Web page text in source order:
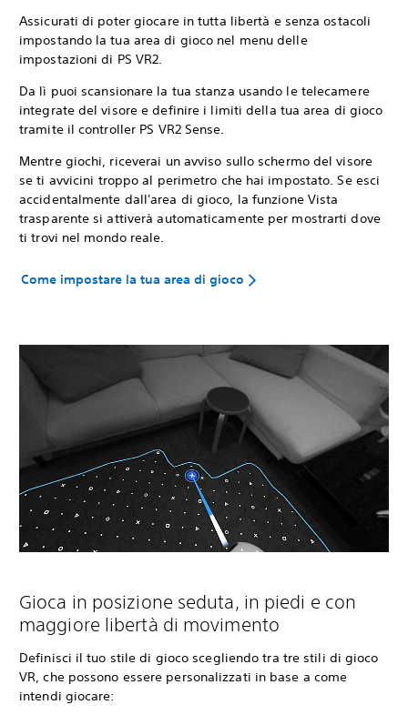
Assicurati di poter giocare in tutta libertà e senza ostacoli
impostando la tua area di gioco nel menu delle
impostazioni di PS VR2.
Da lì puoi scansionare la tua stanza usando le telecamere
integrate del visore e definire i limiti della tua area di gioco
tramite il controller PS VR2 Sense.
Mentre giochi, riceverai un avviso sullo schermo del visore
se ti avvicini troppo al perimetro che hai impostato. Se esci
accidentalmente dall'area di gioco, la funzione Vista
trasparente si attiverà automaticamente per mostrarti dove
ti trovi nel mondo reale.
Come impostare la tua area di gioco
Gioca in posizione seduta, in piedi e con
maggiore libertà di movimento
Definisci il tuo stile di gioco scegliendo tra tre stili di gioco
VR, che possono essere personalizzati in base a come
intendi giocare: